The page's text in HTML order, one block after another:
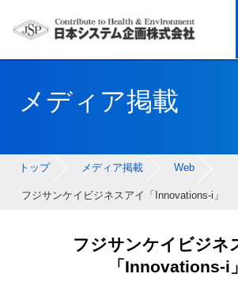
メディア掲載
トップ メディア掲載 Web
フジサンケイビジネスアイ「Innovations-i」
フジサンケイビジネ
「Innovations-i」